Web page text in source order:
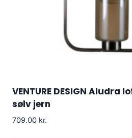
VENTURE DESIGN Aludra
sølv jern
709.00 kr.